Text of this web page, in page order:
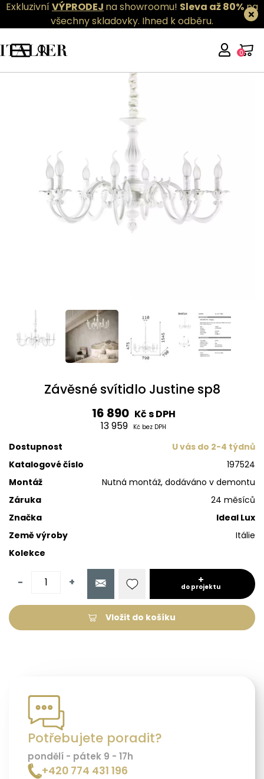
ExkluzivníVÝPRODEJ na showroomu! Sleva až 80%na
všechny skladovky. Ihned k odběru.
0
Závěsné svítidlo Justine sp8
16 890 Kč s DPH
13 959
Kč bez DPH
Dostupnost
U vás do 2-4 týdnů
Katalogové číslo
197524
Montáž
Nutná montáž, dodáváno v demontu
Záruka
24 měsíců
Značka
Ideal Lux
Země výroby
Itálie
Kolekce
- +
Vložit do košíku
do projektu
Potřebujete poradit?
pondělí - pátek 9 - 17h
+420 774 431 196